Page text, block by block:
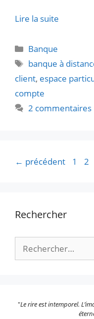
Lire la suite
Catégories
Banque
Étiquettes
banque à
client, espace
compte
2 commentaires
← précédent Page
1 2
Rechercher
Rechercher :
"Le rire est intemporel.